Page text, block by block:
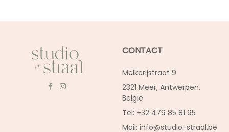
CONTACT
Melkerijstraat 9
2321 Meer, Antwerpen,
België
Tel: +32 479 85 81 95
Mail: info@studio-straal.be